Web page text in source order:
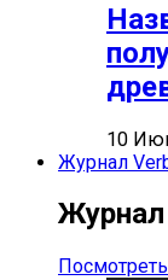
10
Журнал
Журнал